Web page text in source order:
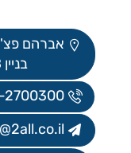
אברהם פצ'ורניק 5,
בניין B, קומה 5
2700300